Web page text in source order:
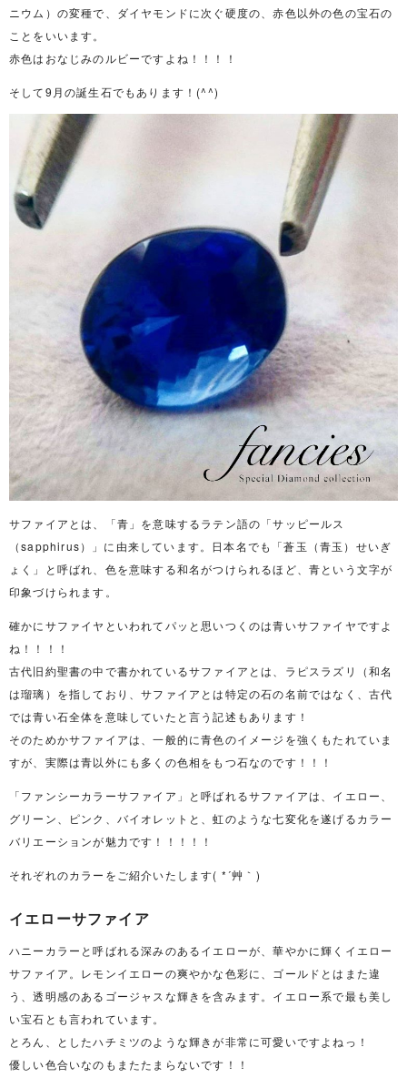
ニウム）の変種で、ダイヤモンドに次ぐ硬度の、赤色以外の色の宝石の
ことをいいます。
赤色はおなじみのルビーですよね！！！！
そして9月の誕生石でもあります！(^^)
サファイアとは、「青」を意味するラテン語の「サッピールス
（sapphirus）」に由来しています。日本名でも「蒼玉（青玉）せいぎ
ょく」と呼ばれ、色を意味する和名がつけられるほど、青という文字が
印象づけられます。
確かにサファイヤといわれてパッと思いつくのは青いサファイヤですよ
ね！！！！
古代旧約聖書の中で書かれているサファイアとは、ラピスラズリ（和名
は瑠璃）を指しており、サファイアとは特定の石の名前ではなく、古代
では青い石全体を意味していたと言う記述もあります！
そのためかサファイアは、一般的に青色のイメージを強くもたれていま
すが、実際は青以外にも多くの色相をもつ石なのです！！！
「ファンシーカラーサファイア」と呼ばれるサファイアは、イエロー、
グリーン、ピンク、バイオレットと、虹のような七変化を遂げるカラー
バリエーションが魅力です！！！！！
それぞれのカラーをご紹介いたします( *´艸｀)
イエローサファイア
ハニーカラーと呼ばれる深みのあるイエローが、華やかに輝くイエロー
サファイア。レモンイエローの爽やかな色彩に、ゴールドとはまた違
う、透明感のあるゴージャスな輝きを含みます。イエロー系で最も美し
い宝石とも言われています。
とろん、としたハチミツのような輝きが非常に可愛いですよねっ！
優しい色合いなのもまたたまらないです！！